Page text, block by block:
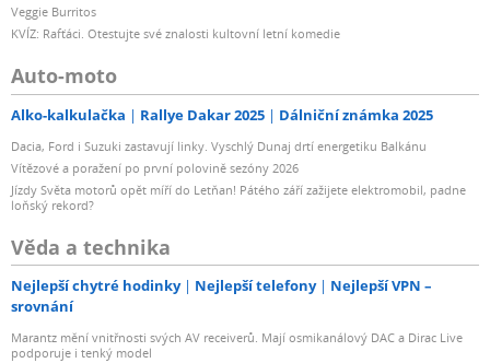
Veggie Burritos
KVÍZ: Rafťáci. Otestujte své znalosti kultovní letní komedie
Auto-moto
Alko-kalkulačka Rallye Dakar 2025 Dálniční známka 2025
Dacia, Ford i Suzuki zastavují linky. Vyschlý Dunaj drtí energetiku Balkánu
Vítězové a poražení po první polovině sezóny 2026
Jízdy Světa motorů opět míří do Letňan! Pátého září zažijete elektromobil, padne
loňský rekord?
Věda a technika
Nejlepší chytré hodinky Nejlepší telefony
Nejlepší VPN –
srovnání
Marantz mění vnitřnosti svých AV receiverů. Mají osmikanálový DAC a Dirac Live
podporuje i tenký model